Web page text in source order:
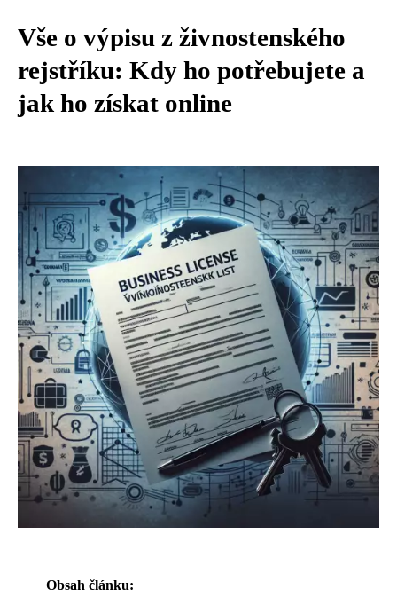
Vše o výpisu z živnostenského
rejstříku: Kdy ho potřebujete a
jak ho získat online
Obsah článku: